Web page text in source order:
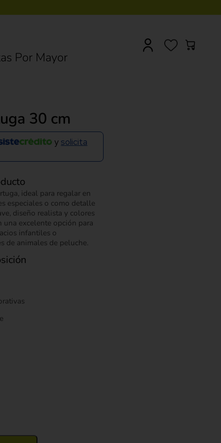
Por Mayor
0
30 cm
y solicita
ideal para regalar en
especiales o como detalle
diseño realista y colores
excelente opción para
infantiles o
de animales de peluche.